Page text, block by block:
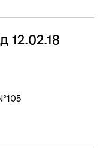
12.02.18